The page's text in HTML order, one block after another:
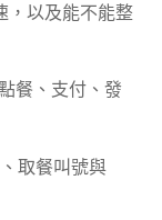
，以及能不能整
餐、支付、發
、取餐叫號與